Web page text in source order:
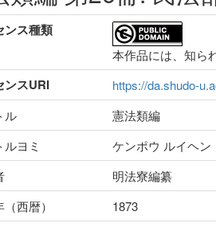
ンス種類
本作品には、知ら
ンスURI
https://da.shudo-
ル
憲法類編
ルヨミ
ケンポウ ルイヘン
明法寮編纂
西暦）
1873